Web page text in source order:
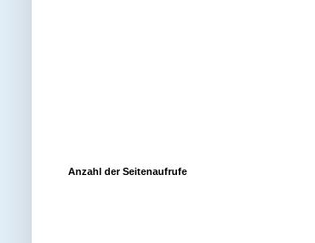
Anzahl der Seitenaufrufe